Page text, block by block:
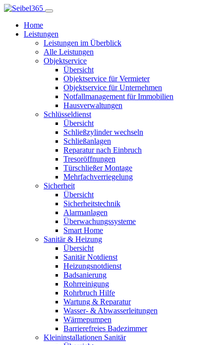
Home
Leistungen
Leistungen im Überblick
Alle Leistungen
Objektservice
Übersicht
Objektservice für Vermieter
Objektservice für Unternehmen
Notfallmanagement für Immobilien
Hausverwaltungen
Schlüsseldienst
Übersicht
Schließzylinder wechseln
Schließanlagen
Reparatur nach Einbruch
Tresoröffnungen
Türschließer Montage
Mehrfachverriegelung
Sicherheit
Übersicht
Sicherheitstechnik
Alarmanlagen
Überwachungssysteme
Smart Home
Sanitär & Heizung
Übersicht
Sanitär Notdienst
Heizungsnotdienst
Badsanierung
Rohrreinigung
Rohrbruch Hilfe
Wartung & Reparatur
Wasser- & Abwasserleitungen
Wärmepumpen
Barrierefreies Badezimmer
Kleininstallationen Sanitär